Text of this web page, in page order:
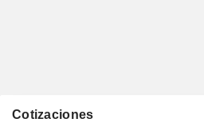
Cotizaciones